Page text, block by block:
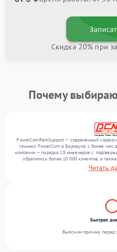
Скидка 20% при
Почему
PowerComRemSupport — современный
техники PowerCom в Барнауле с более чем
компании — порядка 18 инженеров с
обратились более 10 000 клиентов, а
Ежемесячно в сервисный центр поступает
работаем с широким спектром Читать
Быстрая
Выясним причину перед